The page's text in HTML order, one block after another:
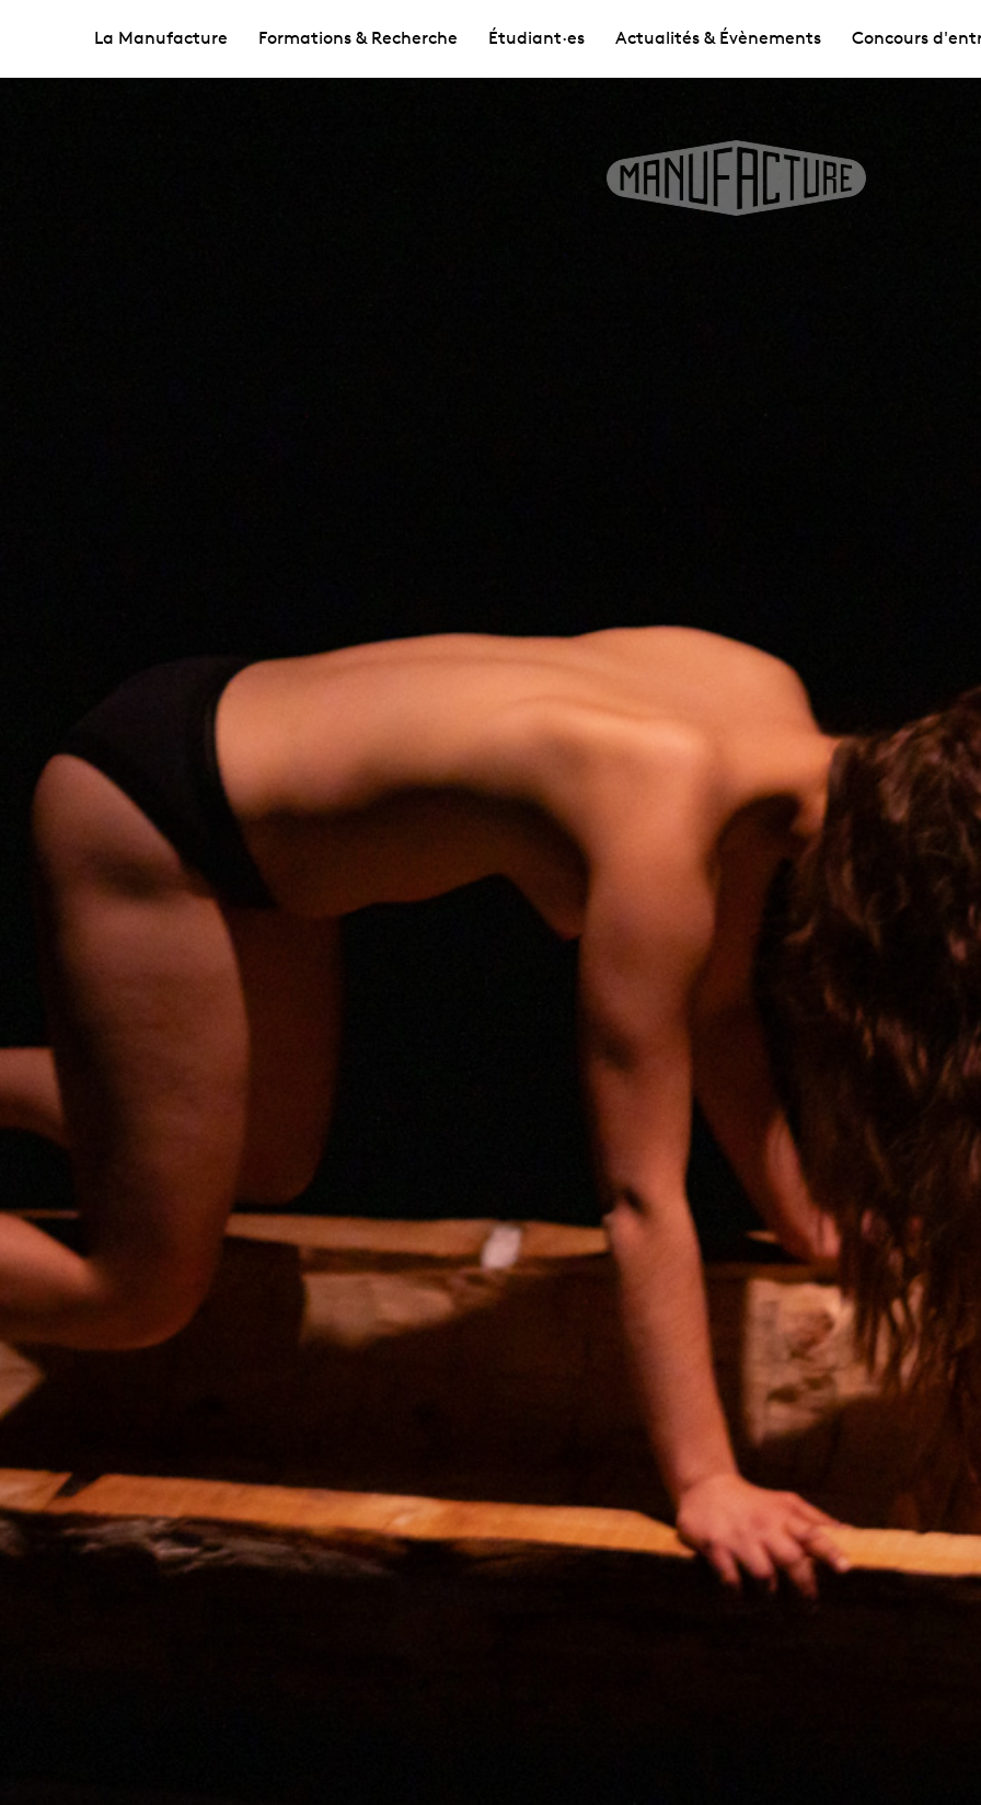
La Manufacture Formations & Recherche Étudiant·es Actualités & Évènements Concours